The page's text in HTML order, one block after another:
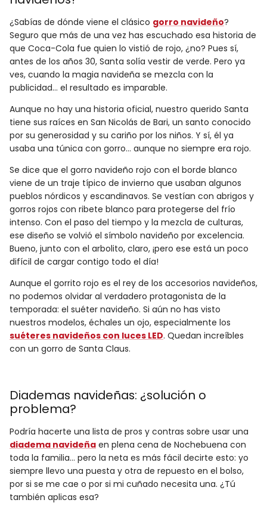
¿Sabías de dónde viene el clásico gorro navideño?
Seguro que más de una vez has escuchado esa historia de
que Coca-Cola fue quien lo vistió de rojo, ¿no? Pues sí,
antes de los años 30, Santa solía vestir de verde. Pero ya
ves, cuando la magia navideña se mezcla con la
publicidad… el resultado es imparable.
Aunque no hay una historia oficial, nuestro querido Santa
tiene sus raíces en San Nicolás de Bari, un santo conocido
por su generosidad y su cariño por los niños. Y sí, él ya
usaba una túnica con gorro… aunque no siempre era rojo.
Se dice que el gorro navideño rojo con el borde blanco
viene de un traje típico de invierno que usaban algunos
pueblos nórdicos y escandinavos. Se vestían con abrigos y
gorros rojos con ribete blanco para protegerse del frío
intenso. Con el paso del tiempo y la mezcla de culturas,
ese diseño se volvió el símbolo navideño por excelencia.
Bueno, junto con el arbolito, claro, ¡pero ese está un poco
difícil de cargar contigo todo el día!
Aunque el gorrito rojo es el rey de los accesorios navideños,
no podemos olvidar al verdadero protagonista de la
temporada: el suéter navideño. Si aún no has visto
nuestros modelos, échales un ojo, especialmente los
suéteres navideños con luces LED. Quedan increíbles
con un gorro de Santa Claus.
Diademas navideñas: ¿solución o
problema?
Podría hacerte una lista de pros y contras sobre usar una
diadema navideña en plena cena de Nochebuena con
toda la familia… pero la neta es más fácil decirte esto: yo
siempre llevo una puesta y otra de repuesto en el bolso,
por si se me cae o por si mi cuñado necesita una. ¿Tú
también aplicas esa?